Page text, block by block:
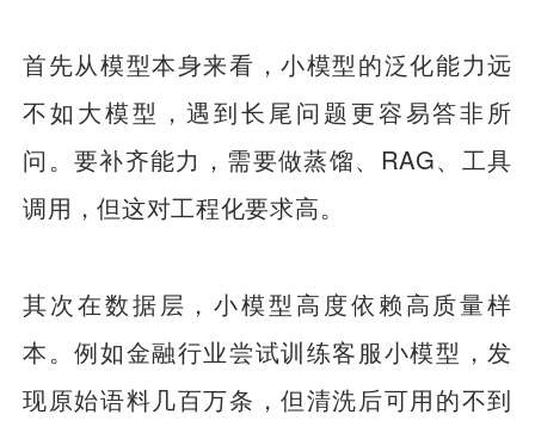
首先从模型本身来看，小模型的泛化能力远
不如大模型，遇到长尾问题更容易答非所
问。要补齐能力，需要做蒸馏、RAG、工具
调用，但这对工程化要求高。
其次在数据层，小模型高度依赖高质量样
本。例如金融行业尝试训练客服小模型，发
现原始语料几百万条，但清洗后可用的不到